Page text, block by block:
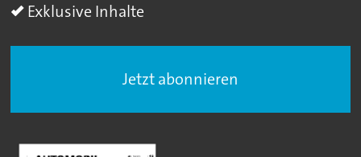
Exklusive Inhalte
Jetzt abonnieren